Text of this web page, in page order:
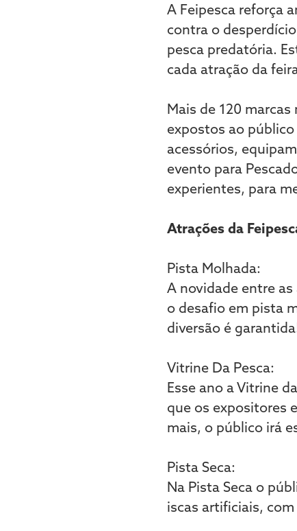
A Feipesca reforça
contra o
pesca predatória.
cada atração da
Mais de 120
expostos ao
acessórios,
evento para
experientes, para
Atrações da
Pista Molhada:
A novidade entre
o desafio em pista
diversão é
Vitrine Da Pesca:
Esse ano a Vitrine
que os expositores
mais, o público irá
Pista Seca:
Na Pista Seca o
iscas artificiais,